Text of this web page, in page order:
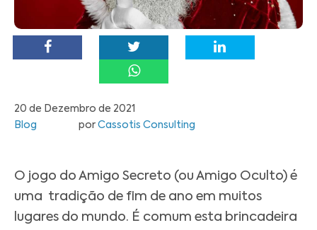
20 de Dezembro de 2021
Blog
por Cassotis Consulting
O jogo do Amigo Secreto (ou Amigo Oculto) é
uma tradição de fim de ano em muitos
lugares do mundo. É comum esta brincadeira